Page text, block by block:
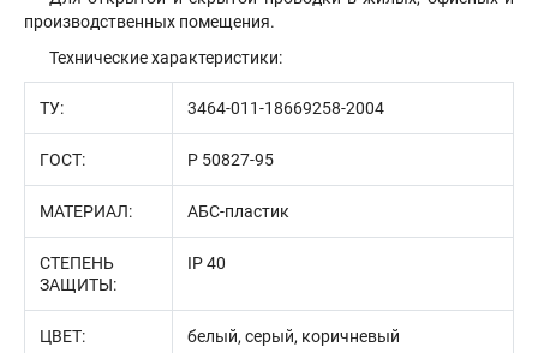
производственных помещения.
Технические характеристики:
ТУ: 3464-011-18669258-2004
ГОСТ: P 50827-95
МАТЕРИАЛ: АБС-пластик
СТЕПЕНЬ
ЗАЩИТЫ:
IP 40
ЦВЕТ: белый, серый, коричневый